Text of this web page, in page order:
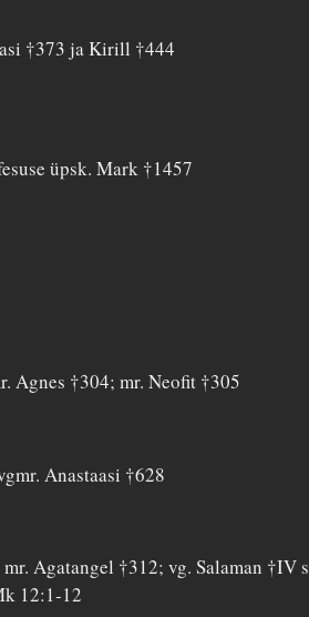
†373 ja Kirill †444
üpsk. Mark †1457
Agnes †304; mr. Neofit †305
Anastaasi †628
Agatangel †312; vg. Salaman †IV
12:1-12